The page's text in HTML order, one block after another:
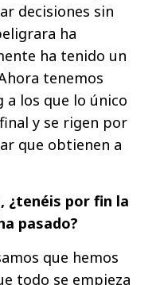
decisiones sin
ha
ha tenido un
tenemos
a los que lo único
y se rigen por
que obtienen a
¿tenéis por fin la
pasado?
que hemos
todo se empieza